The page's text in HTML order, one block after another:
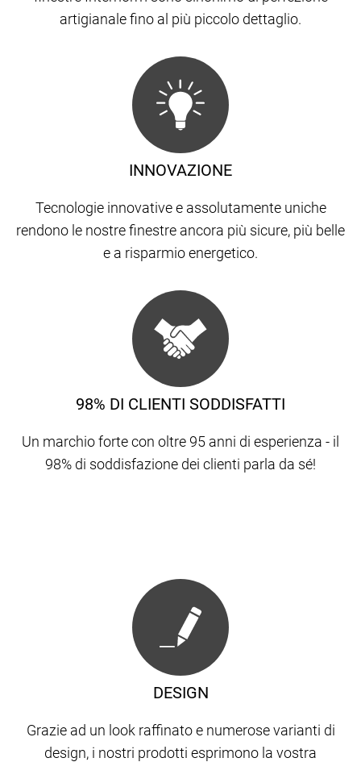
artigianale fino al più piccolo dettaglio.
98% DI CLIENTI SODDISFATTI
Un marchio forte con oltre 95 anni di esperienza - il
98% di soddisfazione dei clienti parla da sé!
INNOVAZIONE
Tecnologie innovative e assolutamente uniche
rendono le nostre finestre ancora più sicure, più belle
e a risparmio energetico.
DESIGN
Grazie ad un look raffinato e numerose varianti di
design, i nostri prodotti esprimono la vostra